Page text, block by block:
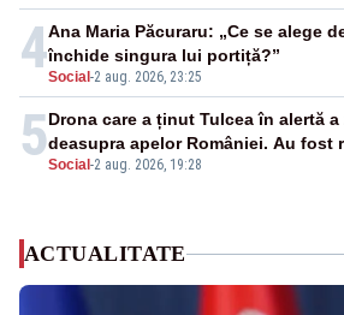
4Social -2 aug. 2026, 23:25
Ana Maria Păcuraru: „Ce se alege
închide singura lui portiță?”
5Social -2 aug. 2026, 19:28
Drona care a ținut Tulcea în alertă
deasupra apelor României. Au fost
ACTUALITATE